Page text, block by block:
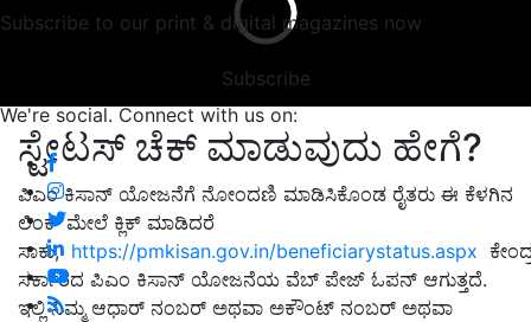
Subscribe to our print & digital magazines now
Subscribe
We're social. Connect with us on:
ಸ್ಟೇಟಸ್ ಚೆಕ್ ಮಾಡುವುದು ಹೇಗೆ?
ಪಿಎಂ ಕಿಸಾನ್ ಯೋಜನೆಗೆ ನೋಂದಣಿ ಮಾಡಿಸಿಕೊಂಡ ರೈತರು ಈ ಕೆಳಗಿನ
ಲಿಂಕ್ ಮೇಲೆ ಕ್ಲಿಕ್ ಮಾಡಿದರೆ
ಸಾಕು, https://pmkisan.gov.in/beneficiarystatus.aspx
ಸರ್ಕಾರದ ಪಿಎಂ ಕಿಸಾನ್ ಯೋಜನೆಯ ವೆಬ್ ಪೇಜ್ ಓಪನ್ ಆಗುತ್ತದೆ.
ಇಲ್ಲಿ ನಿಮ್ಮ ಆಧಾರ್ ನಂಬರ್ ಅಥವಾ ಅಕೌಂಟ್ ನಂಬರ್ ಅಥವಾ